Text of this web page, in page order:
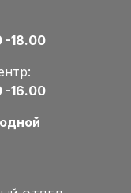
-18.00
-16.00